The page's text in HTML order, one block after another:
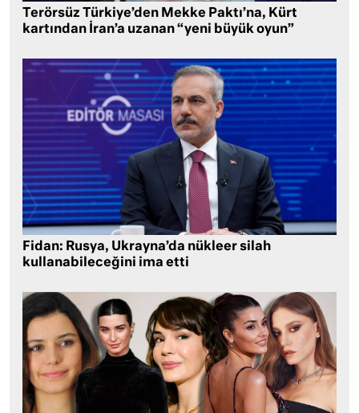
Terörsüz Türkiye’den Mekke Paktı’na, Kürt
kartından İran’a uzanan “yeni büyük oyun”
Fidan: Rusya, Ukrayna’da nükleer silah
kullanabileceğini ima etti